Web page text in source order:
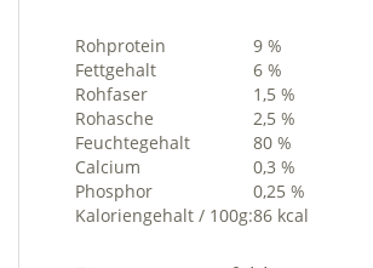
Rohprotein
9 %
Fettgehalt
6 %
Rohfaser
1,5 %
Rohasche
2,5 %
Feuchtegehalt
80 %
Calcium
0,3 %
Phosphor
0,25 %
Kaloriengehalt / 100g:86 kcal